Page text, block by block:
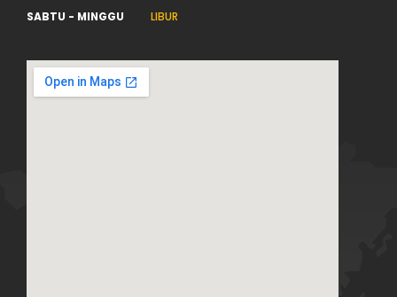
SABTU - MINGGU
LIBUR